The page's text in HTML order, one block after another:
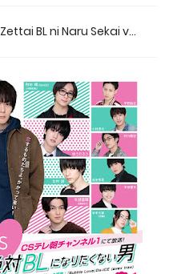
Zettai BL ni Naru Sekai vs Zettai BL ni Naritakunai Otoko